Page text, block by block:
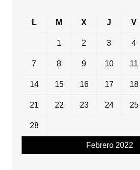
Febrero 2022
L M X J V
1 2 3 4
7 8 9 10 11
14 15 16 17 18
21 22 23 24 25
28